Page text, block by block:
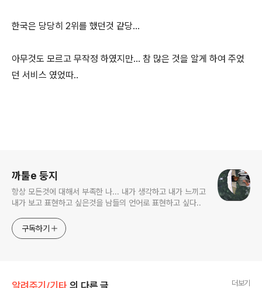
한국은 당당히 2위를 했던것 같당...
아무것도 모르고 무작정 하였지만... 참 많은 것을 알게 하여 주었
던 서비스 였었따..
까툴e 둥지
항상 모든것에 대해서 부족한 나... 내가 생각하고 내가 느끼고
내가 보고 표현하고 싶은것을 남들의 언어로 표현하고 싶다..
구독하기
더보기